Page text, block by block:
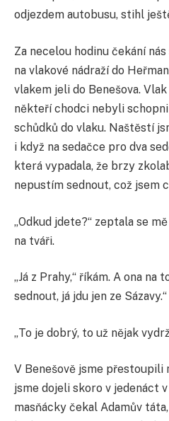
odjezdem autobusu, stihl
Za necelou hodinu čekání
na vlakové nádraží do
vlakem jeli do Benešova.
někteří chodci nebyli
schůdků do vlaku. Naštěstí
i když na sedačce pro dva
která vypadala, že brzy
nepustím sednout, což jsem
„Odkud jdete?“ zeptala se
na tváři.
„Já z Prahy,“ říkám. A ona na
sednout, já jdu jen ze Sázavy.“
„To je dobrý, to už nějak
V Benešově jsme přestoupili
jsme dojeli skoro v jedenáct v
masňácky čekal Adamův